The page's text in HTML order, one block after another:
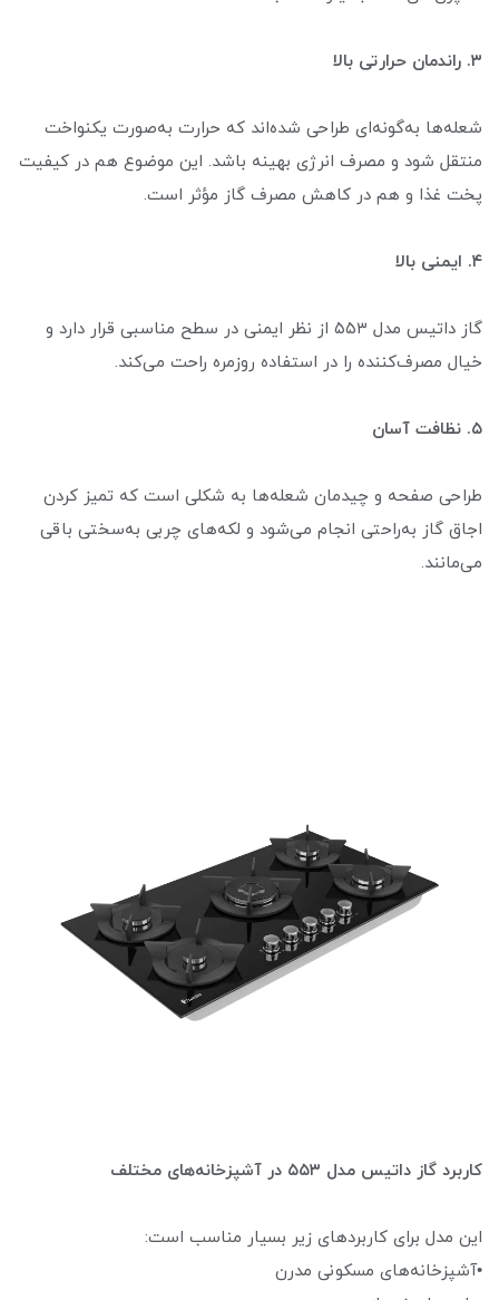
۳. راندمان حرارتی بالا
شعله‌ها به‌گونه‌ای طراحی شده‌اند که حرارت به‌صورت یکنواخت
منتقل شود و مصرف انرژی بهینه باشد. این موضوع هم در کیفیت
پخت غذا و هم در کاهش مصرف گاز مؤثر است.
۴. ایمنی بالا
گاز داتیس مدل ۵۵۳ از نظر ایمنی در سطح مناسبی قرار دارد و
خیال مصرف‌کننده را در استفاده روزمره راحت می‌کند.
۵. نظافت آسان
طراحی صفحه و چیدمان شعله‌ها به شکلی است که تمیز کردن
اجاق گاز به‌راحتی انجام می‌شود و لکه‌های چربی به‌سختی باقی
می‌مانند.
کاربرد گاز داتیس مدل ۵۵۳ در آشپزخانه‌های مختلف
این مدل برای کاربردهای زیر بسیار مناسب است:
•آشپزخانه‌های مسکونی مدرن